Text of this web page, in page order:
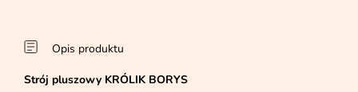
Opis produktu
Strój pluszowy KRÓLIK BORYS